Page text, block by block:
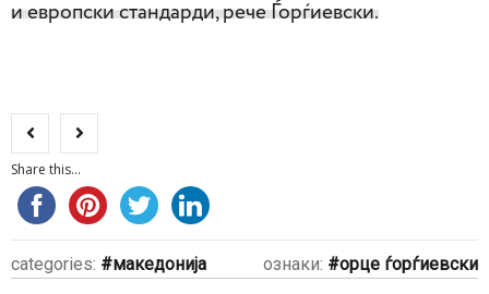
и европски стандарди, рече Ѓорѓиевски.
Share this...
categories: македонија ознаки: орце ѓорѓиевски